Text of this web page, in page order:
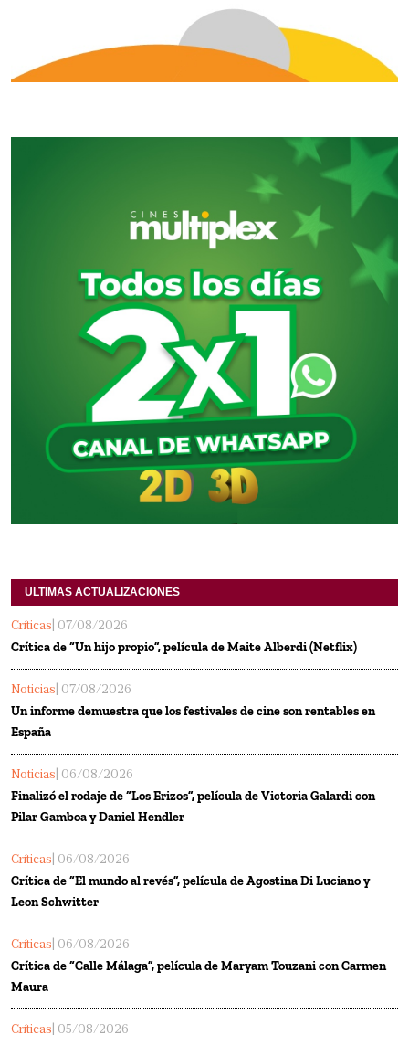
ULTIMAS ACTUALIZACIONES
Críticas | 07/08/2026
Crítica de “Un hijo propio”, película de Maite Alberdi (Netflix)
Noticias | 07/08/2026
Un informe demuestra que los festivales de cine son rentables en
España
Noticias | 06/08/2026
Finalizó el rodaje de “Los Erizos”, película de Victoria Galardi con
Pilar Gamboa y Daniel Hendler
Críticas | 06/08/2026
Crítica de “El mundo al revés”, película de Agostina Di Luciano y
Leon Schwitter
Críticas | 06/08/2026
Crítica de “Calle Málaga”, película de Maryam Touzani con Carmen
Maura
Críticas | 05/08/2026